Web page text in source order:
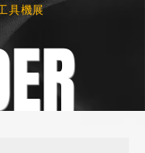
具機展